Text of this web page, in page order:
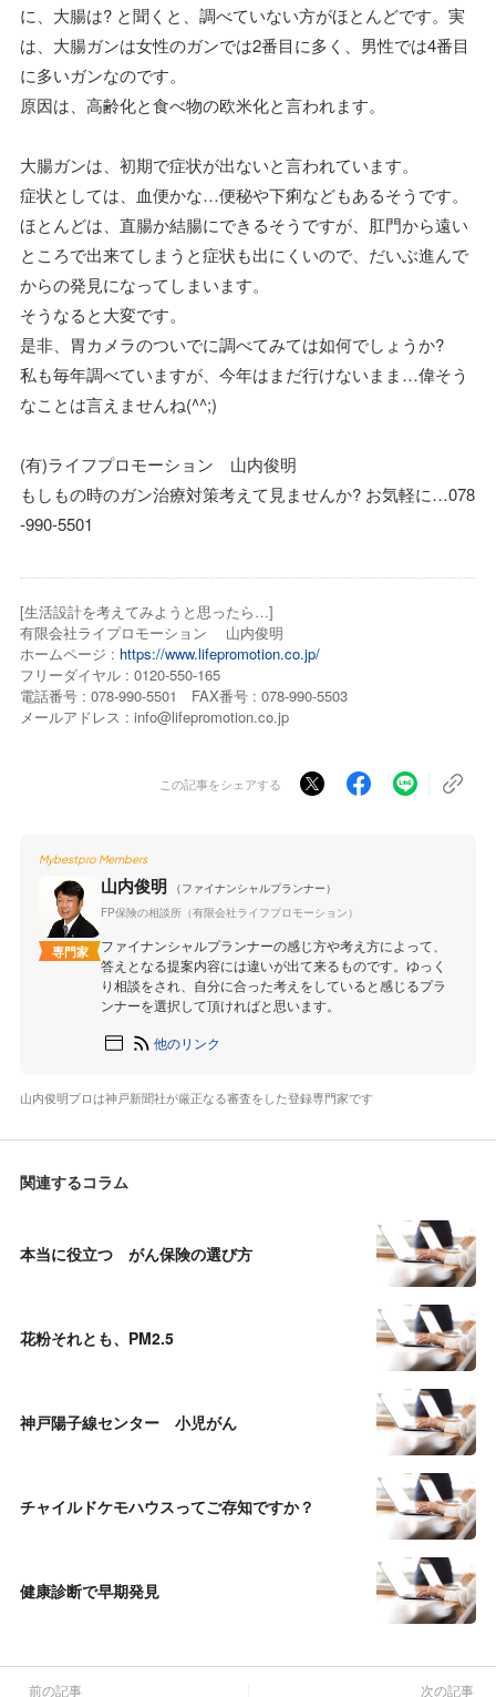
に、大腸は? と聞くと、調べていない方がほとんどです。実
は、大腸ガンは女性のガンでは2番目に多く、男性では4番目
に多いガンなのです。
原因は、高齢化と食べ物の欧米化と言われます。
大腸ガンは、初期で症状が出ないと言われています。
症状としては、血便かな…便秘や下痢などもあるそうです。
ほとんどは、直腸か結腸にできるそうですが、肛門から遠い
ところで出来てしまうと症状も出にくいので、だいぶ進んで
からの発見になってしまいます。
そうなると大変です。
是非、胃カメラのついでに調べてみては如何でしょうか?
私も毎年調べていますが、今年はまだ行けないまま…偉そう
なことは言えませんね(^^;)
(有)ライフプロモーション 山内俊明
もしもの時のガン治療対策考えて見ませんか? お気軽に…078
-990-5501
[生活設計を考えてみようと思ったら…]
有限会社ライプロモーション 山内俊明
ホームページ : https://www.lifepromotion.co.jp/
フリーダイヤル : 0120-550-165
電話番号 : 078-990-5501 FAX番号 : 078-990-5503
メールアドレス : info@lifepromotion.co.jp
この記事をシェアする
Mybestpro Members
専門家
山内俊明
（ファイナンシャルプランナー）
FP保険の相談所（有限会社ライフプロモーション）
ファイナンシャルプランナーの感じ方や考え方によって、
答えとなる提案内容には違いが出て来るものです。ゆっく
り相談をされ、自分に合った考えをしていると感じるプラ
ンナーを選択して頂ければと思います。
他のリンク
山内俊明プロは神戸新聞社が厳正なる審査をした登録専門家です
関連するコラム
本当に役立つ がん保険の選び方
花粉それとも、PM2.5
神戸陽子線センター 小児がん
チャイルドケモハウスってご存知ですか？
健康診断で早期発見
前の記事 次の記事